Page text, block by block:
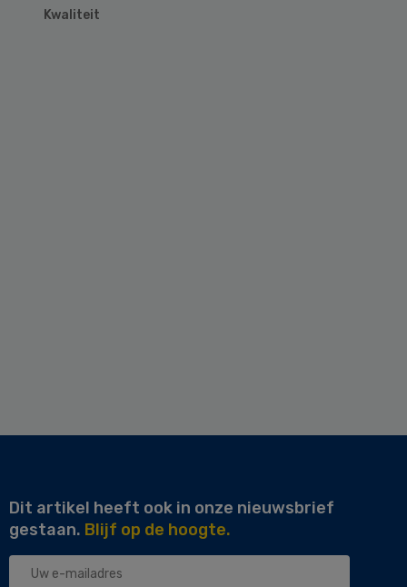
Kwaliteit
Dit artikel heeft ook in onze nieuwsbrief
gestaan. Blijf op de hoogte.
Uw